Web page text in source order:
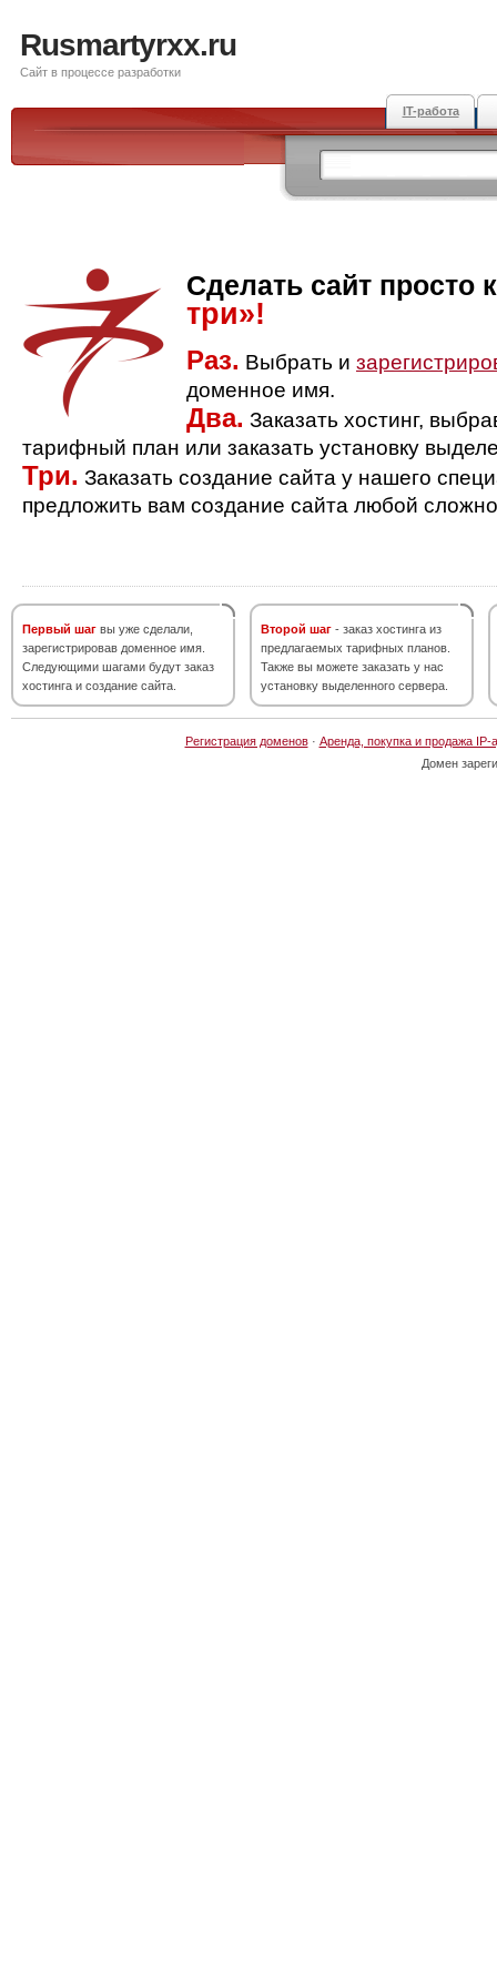
Rusmartyrxx.ru
Сайт в процессе разработки
IT-работа
Сделать сайт просто
три»!
Раз. Выбрать и
доменное имя.
Два. Заказать хостинг,
тарифный план или заказать установку
Три. Заказать создание сайта у нашего
предложить вам создание сайта любой
Первый шаг вы уже сделали,
зарегистрировав доменное имя.
Следующими шагами будут заказ
хостинга и создание сайта.
Второй шаг - заказ хостинга из
предлагаемых тарифных планов.
Также вы можете заказать у нас
установку выделенного сервера.
Регистрация доменов· Аренда, покупка и продажа IP-
Домен